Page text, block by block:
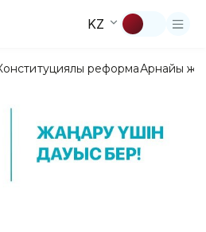
KZ
реформаАрнайы